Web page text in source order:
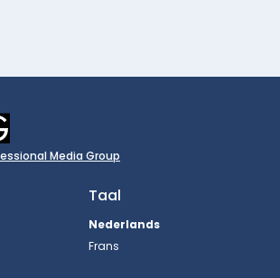
Media Group
Taal
Nederlands
Frans